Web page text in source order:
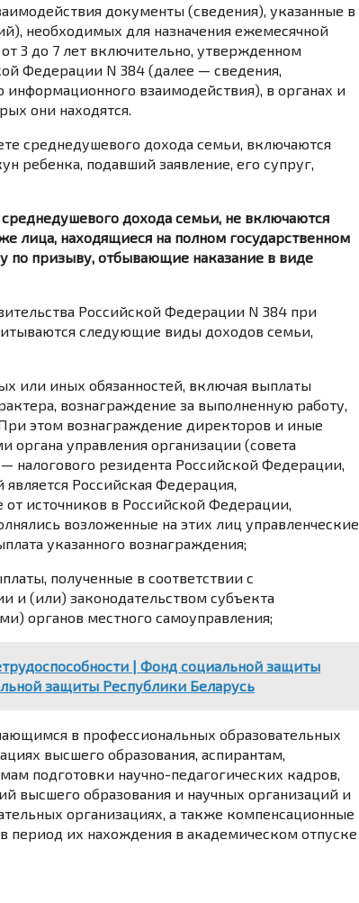
документы (сведения), указанные в
необходимых для назначения ежемесячной
3 до 7 лет включительно, утвержденном
Федерации N 384 (далее — сведения,
взаимодействия), в органах и
они находятся.
среднедушевого дохода семьи, включаются
ребенка, подавший заявление, его супруг,
дохода семьи, не включаются
лица, находящиеся на полном государственном
по призыву, отбывающие наказание в виде
Российской Федерации N 384 при
следующие виды доходов семьи,
или иных обязанностей, включая выплаты
вознаграждение за выполненную работу,
этом вознаграждение директоров и иные
органа управления организации (совета
налогового резидента Российской Федерации,
Российская Федерация,
источников в Российской Федерации,
возложенные на этих лиц управленческие
указанного вознаграждения;
полученные в соответствии с
и (или) законодательством субъекта
органов местного самоуправления;
| Фонд социальной защиты
защиты Республики Беларусь
в профессиональных образовательных
высшего образования, аспирантам,
подготовки научно-педагогических кадров,
высшего образования и научных организаций и
организациях, а также компенсационные
период их нахождения в академическом отпуске